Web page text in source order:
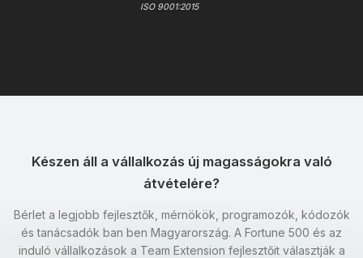
ISO 9001:2015
Készen áll a vállalkozás új magasságokra való
átvételére?
Bérlet a legjobb fejlesztők, mérnökök, programozók, kódozók
és tanácsadók ban ben Magyarország. A Fortune 500 és az
induló vállalkozások a Team Extension fejlesztőit választják a